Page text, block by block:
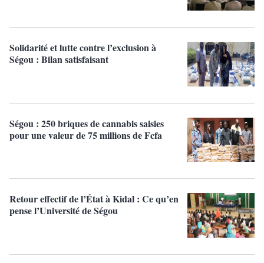
Solidarité et lutte contre l’exclusion à
Ségou : Bilan satisfaisant
Ségou : 250 briques de cannabis saisies
pour une valeur de 75 millions de Fcfa
Retour effectif de l’État à Kidal : Ce qu’en
pense l’Université de Ségou